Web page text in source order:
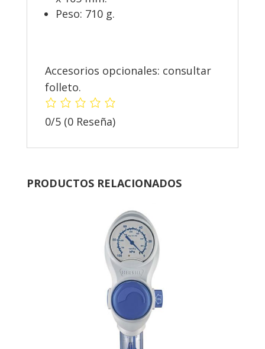
Peso: 710 g.
Accesorios opcionales: consultar
folleto.
0/5 (0 Reseña)
PRODUCTOS RELACIONADOS